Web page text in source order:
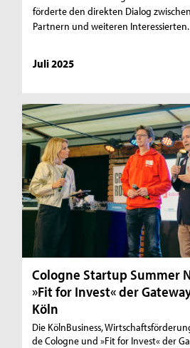
förderte den direkten Dialog
Partnern und weiteren Interessierten.
Juli 2025
Cologne Startup Summer
»Fit for Invest« der
Köln
Die KölnBusiness,
de Cologne und »Fit for Invest« der